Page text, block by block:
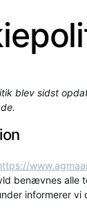
blev sidst
benævnes alle
informerer